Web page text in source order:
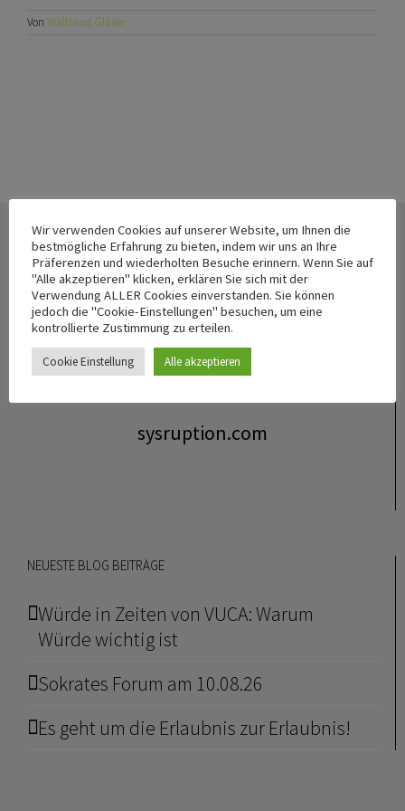
Von Waltraud Gläser
waltraudglaeser.de
sysruption.com
NEUESTE BLOG BEITRÄGE
Würde in Zeiten von VUCA: Warum
Würde wichtig ist
Sokrates Forum am 10.08.26
Es geht um die Erlaubnis zur Erlaubnis!
Wir verwenden Cookies auf unserer Website, um Ihnen die
bestmögliche Erfahrung zu bieten, indem wir uns an Ihre
Präferenzen und wiederholten Besuche erinnern. Wenn Sie auf
"Alle akzeptieren" klicken, erklären Sie sich mit der
Verwendung ALLER Cookies einverstanden. Sie können
jedoch die "Cookie-Einstellungen" besuchen, um eine
kontrollierte Zustimmung zu erteilen.
Cookie Einstellung Alle akzeptieren